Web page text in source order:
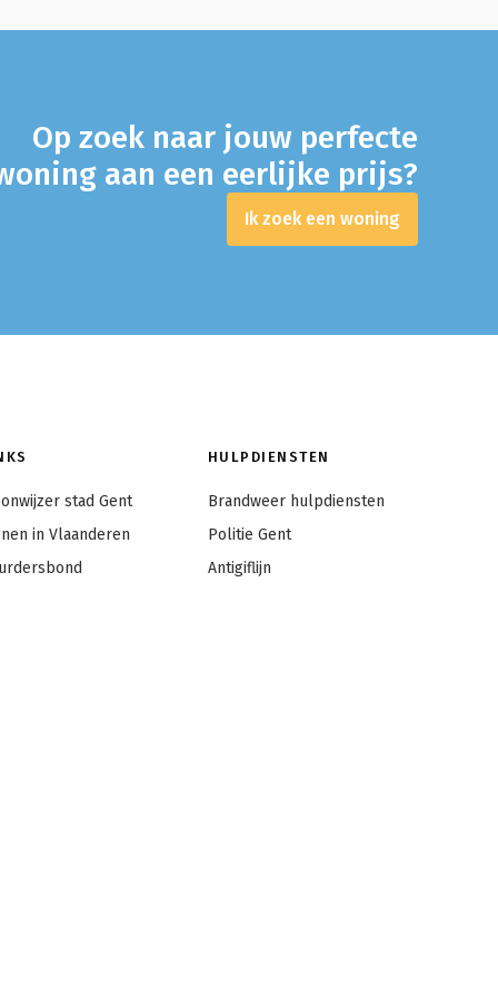
Op zoek naar jouw perfecte
aan een eerlijke prijs?
Ik zoek een woning
stad Gent
in Vlaanderen
HULPDIENSTEN
Brandweer hulpdiensten
Politie Gent
Antigiflijn